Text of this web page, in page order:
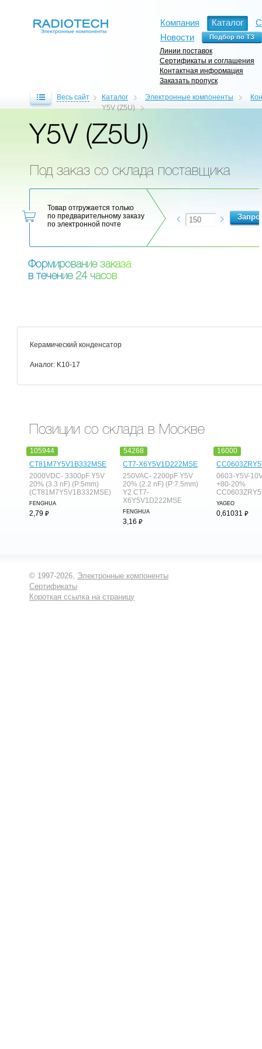
Компания Каталог
Новости
Линии поставок
Сертификаты и соглашения
Контактная информация
Заказать пропуск
Весь сайт Каталог Электронные компоненты
Y5V (Z5U)
Y5V (Z5U)
Под заказ со склада поставщика
Товар отгружается только
по предварительному заказу
по электронной почте
Формирование заказа
в течение 24 часов
Керамический конденсатор
Аналог: K10-17
Позиции со склада в Москве
105944
CT81M7Y5V1B332MSE
2000VDC- 3300pF Y5V
20% (3.3 nF) (P:5mm)
(CT81M7Y5V1B332MSE)
FENGHUA
2,79 ⃏
54268
CT7-X6Y5V1D222MSE
250VAC- 2200pF Y5V
20% (2.2 nF) (P:7.5mm)
Y2 CT7-
X6Y5V1D222MSE
FENGHUA
3,16 ⃏
16000
0603-Y5V-
+80-20%
YAGEO
0,61031 ⃏
© 1997-2026, Электронные компоненты
Сертификаты
Короткая ссылка на страницу